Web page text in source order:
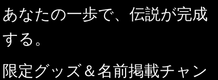
あなたの一歩で、伝説が完成
する。
限定グッズ＆名前掲載チャン